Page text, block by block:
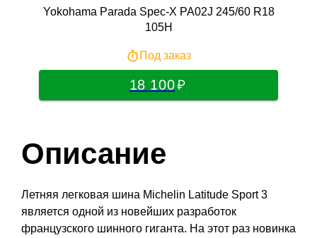
Yokohama Parada Spec-X PA02J 245/60 R18
105H
Под заказ
18 100
Описание
Летняя легковая шина Michelin Latitude Sport 3
является одной из новейших разработок
французского шинного гиганта. На этот раз новинка